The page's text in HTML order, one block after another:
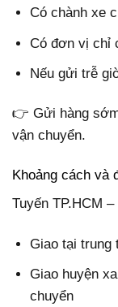
Có chành xe
Có đơn vị chỉ
Nếu gửi trễ
👉 Gửi hàng
vận chuyển.
Khoảng cách và
Tuyến TP.HCM
Giao tại trung
Giao huyện
chuyển